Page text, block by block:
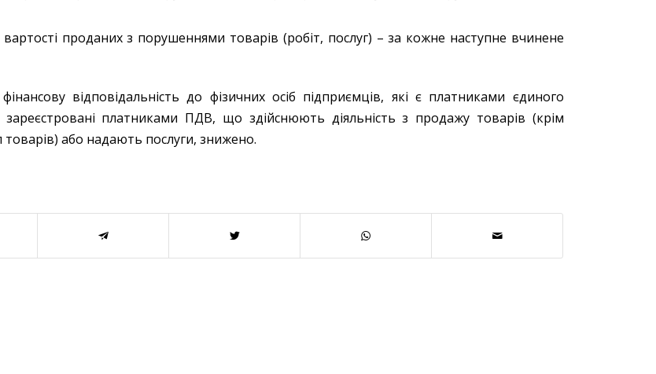
вартості проданих з порушеннями товарів (робіт, послуг) – за кожне наступне вчинене
відповідальність до фізичних осіб підприємців, які є платниками єдиного
платниками ПДВ, що здійснюють діяльність з продажу товарів (крім
товарів) або надають послуги, знижено.